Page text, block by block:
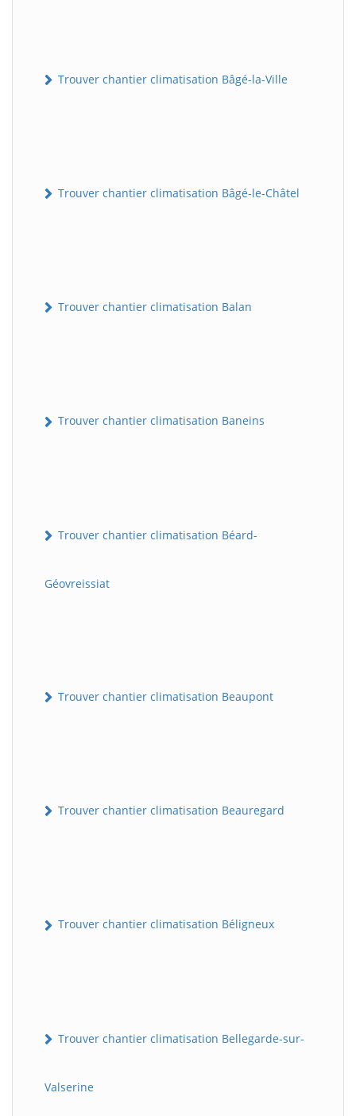
Trouver chantier climatisation Bâgé-la-Ville
Trouver chantier climatisation Bâgé-le-Châtel
Trouver chantier climatisation Balan
Trouver chantier climatisation Baneins
Trouver chantier climatisation Béard-
Géovreissiat
Trouver chantier climatisation Beaupont
Trouver chantier climatisation Beauregard
Trouver chantier climatisation Béligneux
Trouver chantier climatisation Bellegarde-sur-
Valserine